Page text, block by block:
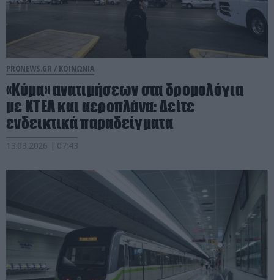
PRONEWS.GR / ΚΟΙΝΩΝΙΑ
«Κύμα» ανατιμήσεων στα δρομολόγια
με ΚΤΕΛ και αεροπλάνα: Δείτε
ενδεικτικά παραδείγματα
13.03.2026 | 07:43